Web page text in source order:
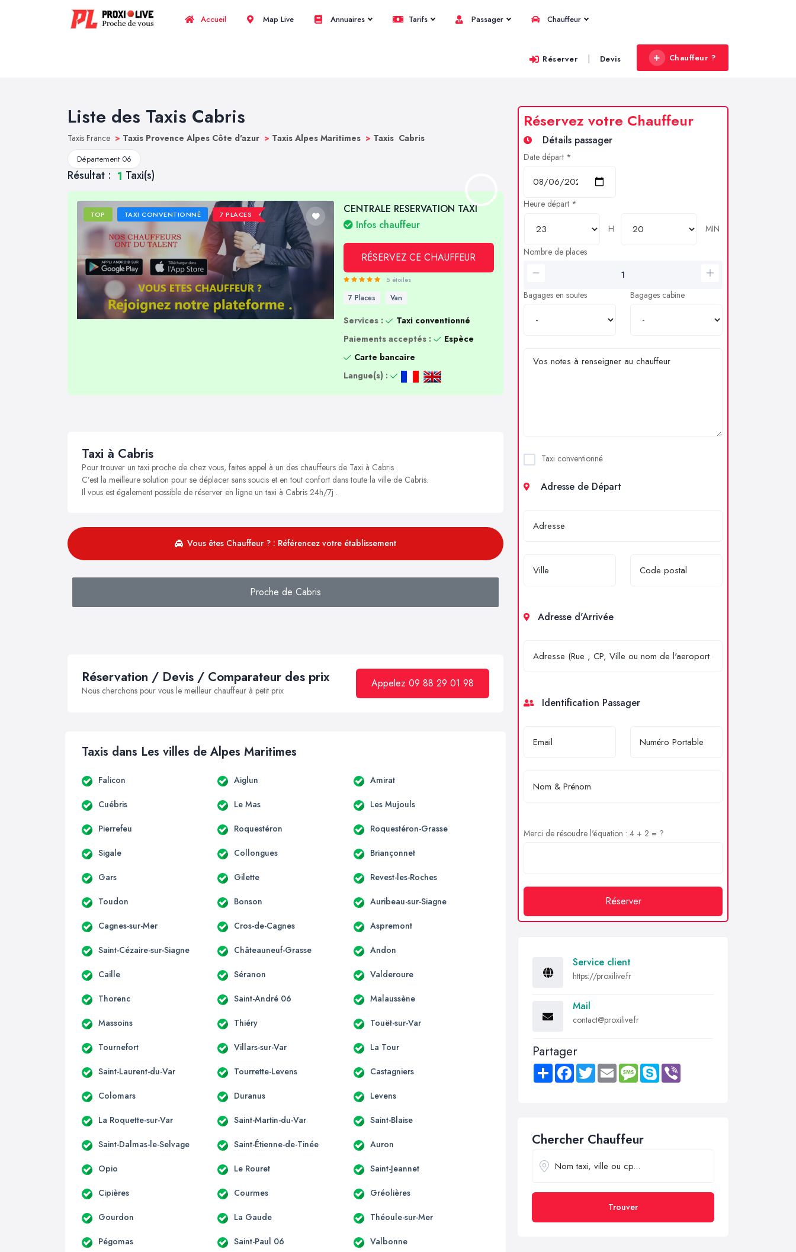
Accueil Map Live Annuaires Tarifs Passager Chauffeur
Réserver | Devis Chauffeur ?
Liste des Taxis Cabris
Taxis France > Taxis Provence Alpes Côte d'azur > Taxis Alpes Maritimes > Taxis Cabris
Département 06
Résultat : 1 Taxi(s)
TOP TAXI CONVENTIONNÉ 7 PLACES
CENTRALE RESERVATION TAXI
Infos chauffeur
RÉSERVEZ CE CHAUFFEUR
5 étoiles
7 Places Van
Services :
Taxi conventionné
Paiements acceptés :
Espèce
Carte bancaire
Langue(s) :
Taxi à Cabris
Pour trouver un taxi proche de chez vous, faites appel à un des chauffeurs de Taxi à Cabris .
C’est la meilleure solution pour se déplacer sans soucis et en tout confort dans toute la ville de Cabris.
Il vous est également possible de réserver en ligne un taxi à Cabris 24h/7j .
Vous êtes Chauffeur ? : Référencez votre établissement
Proche de Cabris
Réservation / Devis / Comparateur des prix
Nous cherchons pour vous le meilleur chauffeur à petit prix
Appelez 09 88 29 01 98
Taxis dans Les villes de Alpes Maritimes
Falicon Aiglun Amirat
Cuébris Le Mas Les Mujouls
Pierrefeu Roquestéron Roquestéron-Grasse
Sigale Collongues Briançonnet
Gars Gilette Revest-les-Roches
Toudon Bonson Auribeau-sur-Siagne
Cagnes-sur-Mer Cros-de-Cagnes Aspremont
Saint-Cézaire-sur-Siagne Châteauneuf-Grasse Andon
Caille Séranon Valderoure
Thorenc Saint-André 06 Malaussène
Massoins Thiéry Touët-sur-Var
Tournefort Villars-sur-Var La Tour
Saint-Laurent-du-Var Tourrette-Levens Castagniers
Colomars Duranus Levens
La Roquette-sur-Var Saint-Martin-du-Var Saint-Blaise
Saint-Dalmas-le-Selvage Saint-Étienne-de-Tinée Auron
Opio Le Rouret Saint-Jeannet
Cipières Courmes Gréolières
Gourdon La Gaude Théoule-sur-Mer
Pégomas Saint-Paul 06 Valbonne
Réservez votre Chauffeur
Détails passager
Date départ *
Heure départ *
H
MIN
Nombre de places
Bagages en soutes Bagages cabine
Taxi conventionné
Adresse de Départ
Adresse d'Arrivée
Identification Passager
Merci de résoudre l'équation : 4 + 2 = ?
Réserver
Service client
https://proxilive.fr
Mail
contact@proxilive.fr
Partager
Share FacebookTwitter Email MessageSkype
Chercher Chauffeur
Trouver